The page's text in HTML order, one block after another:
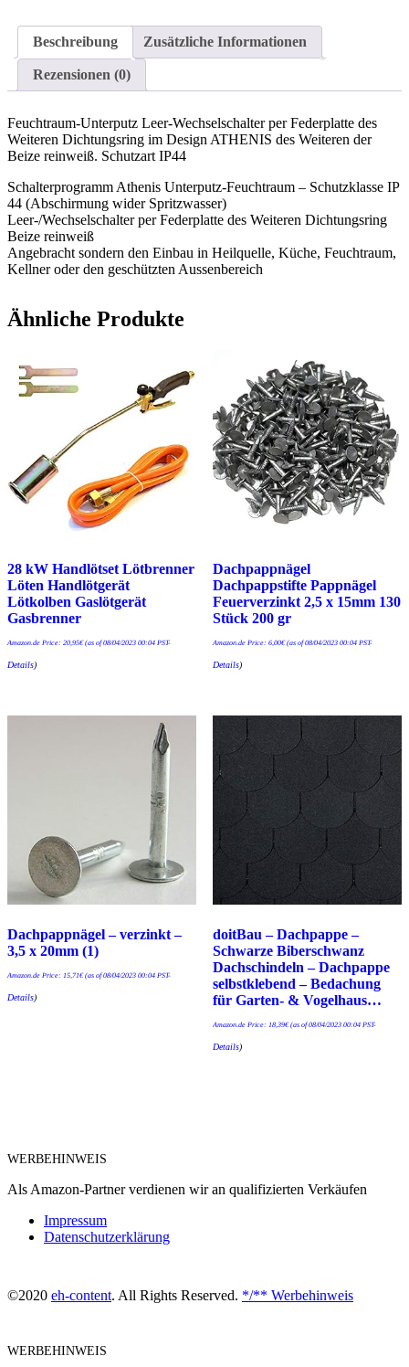
Beschreibung Zusätzliche Informationen
Rezensionen (0)
Feuchtraum-Unterputz Leer-Wechselschalter per Federplatte des
Weiteren Dichtungsring im Design ATHENIS des Weiteren der
Beize reinweiß. Schutzart IP44
Schalterprogramm Athenis Unterputz-Feuchtraum – Schutzklasse IP
44 (Abschirmung wider Spritzwasser)
Leer-/Wechselschalter per Federplatte des Weiteren Dichtungsring
Beize reinweiß
Angebracht sondern den Einbau in Heilquelle, Küche, Feuchtraum,
Kellner oder den geschützten Aussenbereich
Ähnliche Produkte
28 kW Handlötset Lötbrenner
Löten Handlötgerät
Lötkolben Gaslötgerät
Gasbrenner
Amazon.de Price: 20,95€(as of 08/04/2023 00:04 PST-
Details)
Dachpappnägel
Dachpappstifte Pappnägel
Feuerverzinkt 2,5 x 15mm 130
Stück 200 gr
Amazon.de Price: 6,00€(as of 08/04/2023 00:04 PST-
Details)
Dachpappnägel – verzinkt –
3,5 x 20mm (1)
Amazon.de Price: 15,71€(as of 08/04/2023 00:04 PST-
Details)
doitBau – Dachpappe –
Schwarze Biberschwanz
Dachschindeln – Dachpappe
selbstklebend – Bedachung
für Garten- & Vogelhaus…
Amazon.de Price: 18,39€(as of 08/04/2023 00:04 PST-
Details)
WERBEHINWEIS
Als Amazon-Partner verdienen wir an qualifizierten Verkäufen
Impressum
Datenschutzerklärung
©2020 eh-content. All Rights Reserved. */** Werbehinweis
WERBEHINWEIS